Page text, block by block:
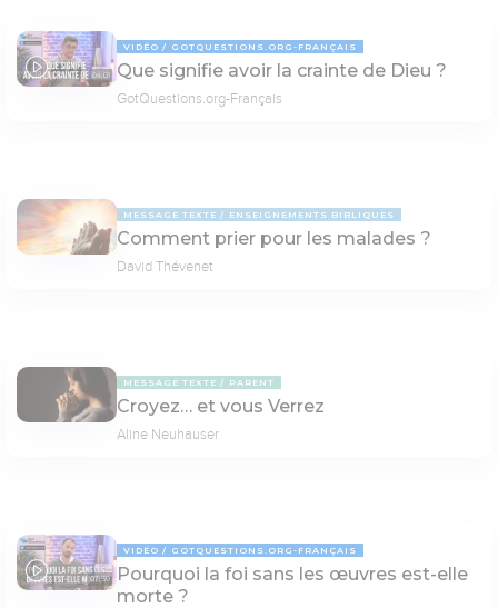
04:01
VIDÉO GOTQUESTIONS.ORG-FRANÇAIS
Que signifie avoir la crainte de Dieu ?
GotQuestions.org-Français
MESSAGE TEXTE ENSEIGNEMENTS BIBLIQUES
Comment prier pour les malades ?
David Thévenet
MESSAGE TEXTE PARENT
Croyez… et vous Verrez
Aline Neuhauser
07:59
VIDÉO GOTQUESTIONS.ORG-FRANÇAIS
Pourquoi la foi sans les œuvres est-elle
morte ?